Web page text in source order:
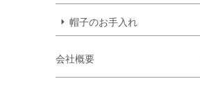
帽子のお手入れ
会社概要